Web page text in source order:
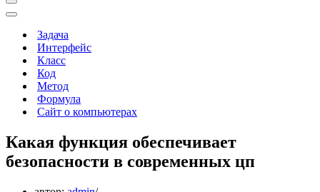
Меню
навигации
Меню
навигацииЗадача
Интерфейс
Класс
Код
Метод
Формула
Сайт о компьютерах
Какая функция обеспечивает
безопасности в современных цп